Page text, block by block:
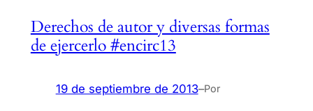
Derechos de autor y diversas formas
de ejercerlo #encirc13
19 de septiembre de 2013–Por